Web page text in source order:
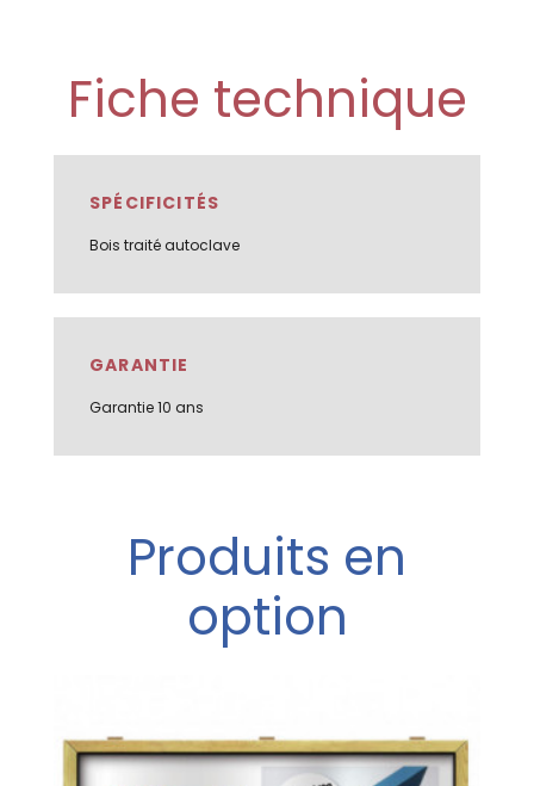
Fiche technique
SPÉCIFICITÉS
Bois traité autoclave
GARANTIE
Garantie 10 ans
Produits en
option